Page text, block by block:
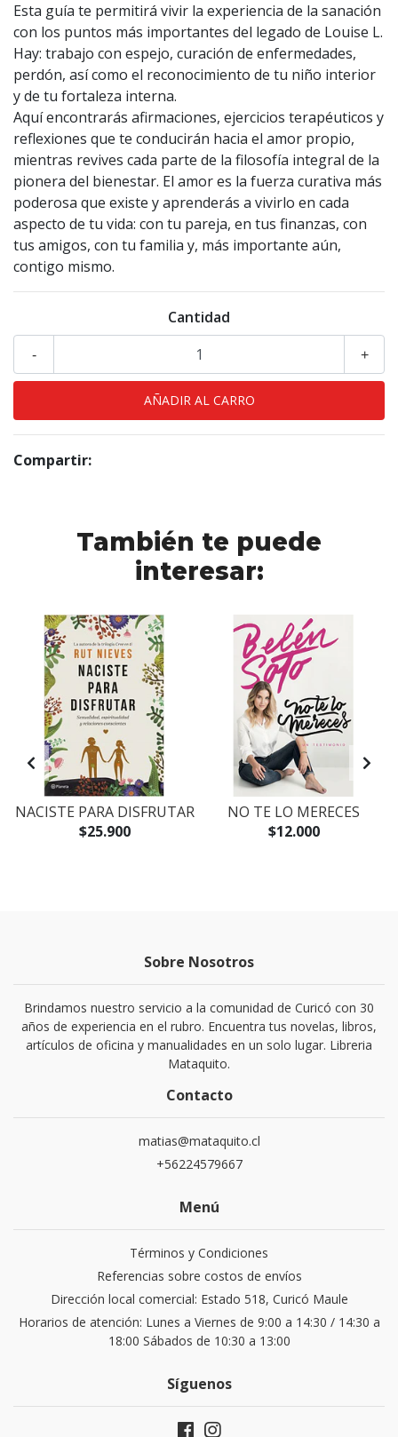
Esta guía te permitirá vivir la experiencia de la sanación
con los puntos más importantes del legado de Louise L.
Hay: trabajo con espejo, curación de enfermedades,
perdón, así como el reconocimiento de tu niño interior
y de tu fortaleza interna.
Aquí encontrarás afirmaciones, ejercicios terapéuticos y
reflexiones que te conducirán hacia el amor propio,
mientras revives cada parte de la filosofía integral de la
pionera del bienestar. El amor es la fuerza curativa más
poderosa que existe y aprenderás a vivirlo en cada
aspecto de tu vida: con tu pareja, en tus finanzas, con
tus amigos, con tu familia y, más importante aún,
contigo mismo.
Cantidad
+
-
Compartir:
También te puede
interesar:
NACISTE PARA DISFRUTAR
$25.900
NO TE LO MERECES
$12.000
Sobre Nosotros
Brindamos nuestro servicio a la comunidad de Curicó con 30
años de experiencia en el rubro. Encuentra tus novelas, libros,
artículos de oficina y manualidades en un solo lugar. Libreria
Mataquito.
Contacto
matias@mataquito.cl
+56224579667
Menú
Términos y Condiciones
Referencias sobre costos de envíos
Dirección local comercial: Estado 518, Curicó Maule
Horarios de atención: Lunes a Viernes de 9:00 a 14:30 / 14:30 a
18:00 Sábados de 10:30 a 13:00
Síguenos